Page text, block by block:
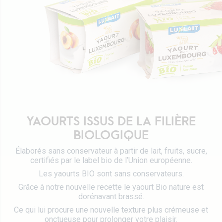
Certifications
Travailler chez Luxlait
Vitarium
Restaurant Molkerei
Contactez-nous
Fromages
Yaourts du Luxembourg
Desserts lactés
Lait 0 KM
Catalogue
Emballages Tetra Pak
Service commercial
YAOURTS ISSUS DE LA FILIÈRE
BIOLOGIQUE
Élaborés sans conservateur à partir de lait, fruits, sucre,
certifiés par le label bio de l’Union européenne.
Les yaourts BIO sont sans conservateurs.
Grâce à notre nouvelle recette le yaourt Bio nature est
dorénavant brassé.
Ce qui lui procure une nouvelle texture plus crémeuse et
onctueuse pour prolonger votre plaisir.